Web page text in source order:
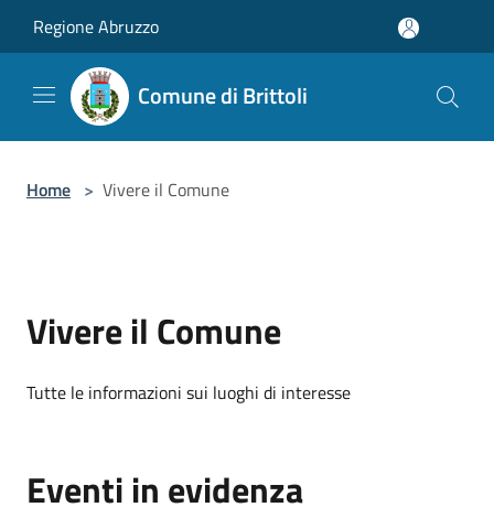
Regione Abruzzo
Comune di Brittoli
Home > Vivere il Comune
Vivere il Comune
Tutte le informazioni sui luoghi di interesse
Eventi in evidenza